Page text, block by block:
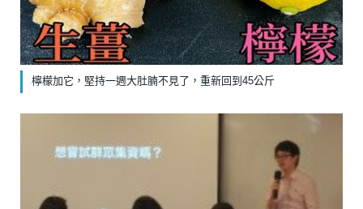
檸檬加它，堅持一週大肚腩不見了，重新回到45公斤